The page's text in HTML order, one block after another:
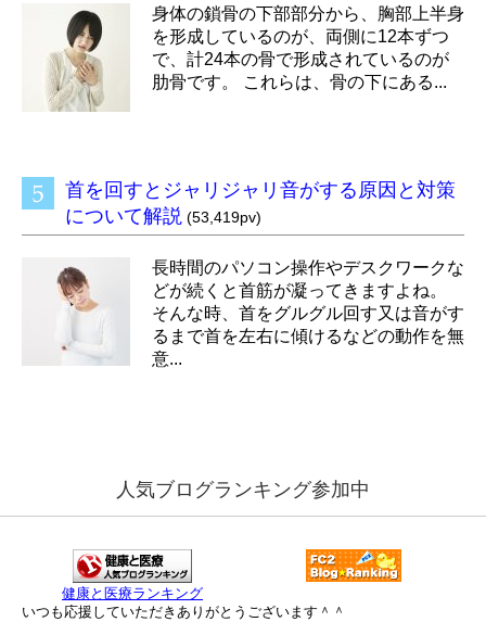
身体の鎖骨の下部部分から、胸部上半身
を形成しているのが、両側に12本ずつ
で、計24本の骨で形成されているのが
肋骨です。 これらは、骨の下にある...
首を回すとジャリジャリ音がする原因と対策
について解説 (53,419pv)
長時間のパソコン操作やデスクワークな
どが続くと首筋が凝ってきますよね。
そんな時、首をグルグル回す又は音がす
るまで首を左右に傾けるなどの動作を無
意...
人気ブログランキング参加中
健康と医療ランキング
いつも応援していただきありがとうございます＾＾